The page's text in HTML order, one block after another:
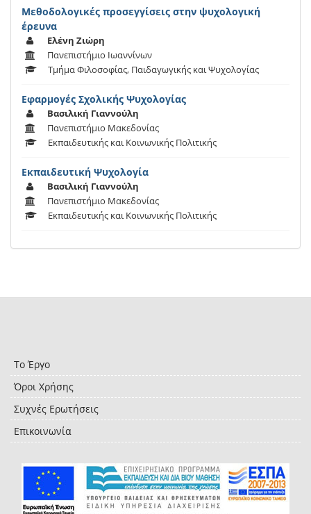
Μεθοδολογικές προσεγγίσεις στην ψυχολογική
έρευνα
Ελένη Ζιώρη
Πανεπιστήμιο Ιωαννίνων
Τμήμα Φιλοσοφίας, Παιδαγωγικής και Ψυχολογίας
Eφαρμογές Σχολικής Ψυχολογίας
Βασιλική Γιαννούλη
Πανεπιστήμιο Μακεδονίας
Εκπαιδευτικής και Κοινωνικής Πολιτικής
Εκπαιδευτική Ψυχολογία
Βασιλική Γιαννούλη
Πανεπιστήμιο Μακεδονίας
Εκπαιδευτικής και Κοινωνικής Πολιτικής
Το Έργο
Όροι Χρήσης
Συχνές Ερωτήσεις
Επικοινωνία